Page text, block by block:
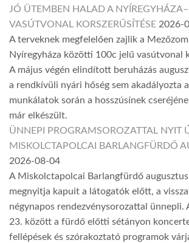
JÓ ÜTEMBEN HALAD A
VASÚTVONAL KORSZERŰSÍTÉSE 2026-
A terveknek megfelelően zajlik a
Nyíregyháza közötti 100c jelű vasútvonal
A május végén elindított beruházás
a rendkívüli nyári hőség sem akadályozta
munkálatok során a hosszúsínek
már elkészült.
ÜNNEPI PROGRAMSOROZATTAL NYIT
MISKOLCTAPOLCAI BARLANGFÜRDŐ
2026-08-04
A Miskolctapolcai Barlangfürdő
megnyitja kapuit a látogatók előtt, a
négynapos rendezvénysorozattal ünnepli.
23. között a fürdő előtti sétányon
fellépések és szórakoztató programok